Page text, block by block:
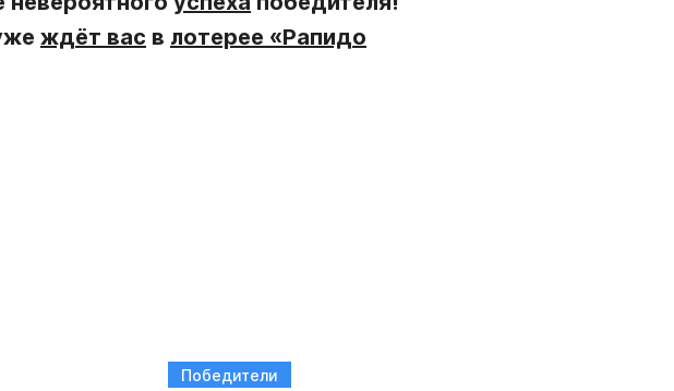
ждёт вас в лотерее «Рапидо
Победители